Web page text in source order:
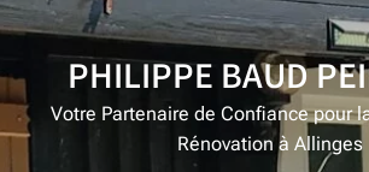
PHILIPPE BAUD
Votre Partenaire de Confiance pour
Rénovation à Allinges